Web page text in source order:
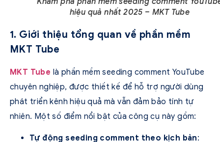
hiệu quả nhất 2025 – MKT Tube
1. Giới thiệu tổng quan về phần mềm
MKT Tube
MKT Tube là phần mềm seeding comment YouTube
chuyên nghiệp, được thiết kế để hỗ trợ người dùng
phát triển kênh hiệu quả mà vẫn đảm bảo tính tự
nhiên. Một số điểm nổi bật của công cụ này gồm:
Tự động seeding comment theo kịch bản: